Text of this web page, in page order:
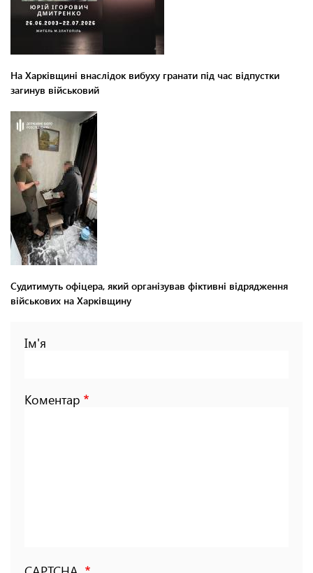
На Харківщині внаслідок вибуху гранати під час відпустки
загинув військовий
Судитимуть офіцера, який організував фіктивні відрядження
військових на Харківщину
Ім'я
Коментар